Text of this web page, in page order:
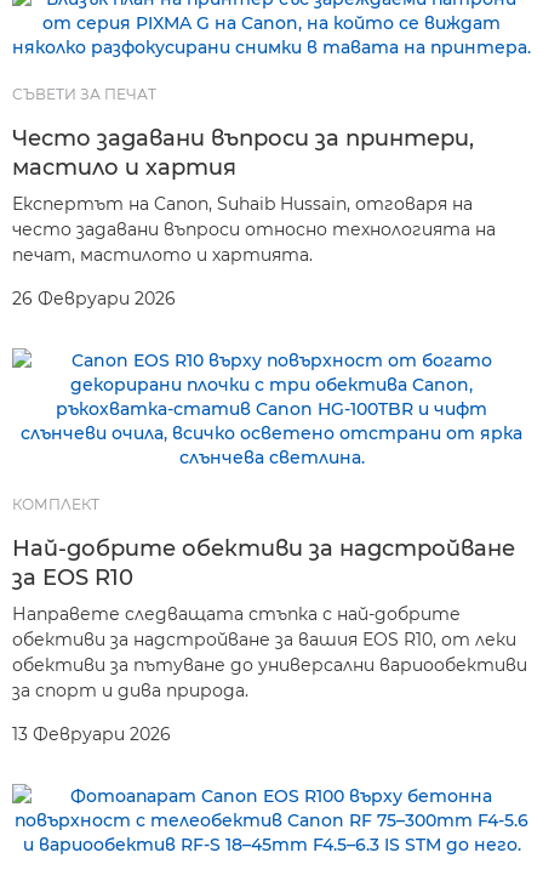
СЪВЕТИ ЗА ПЕЧАТ
Често задавани въпроси за принтери,
мастило и хартия
Експертът на Canon, Suhaib Hussain, отговаря на
често задавани въпроси относно технологията на
печат, мастилото и хартията.
26 Февруари 2026
КОМПЛЕКТ
Най-добрите обективи за надстройване
за EOS R10
Направете следващата стъпка с най-добрите
обективи за надстройване за вашия EOS R10, от леки
обективи за пътуване до универсални вариообективи
за спорт и дива природа.
13 Февруари 2026